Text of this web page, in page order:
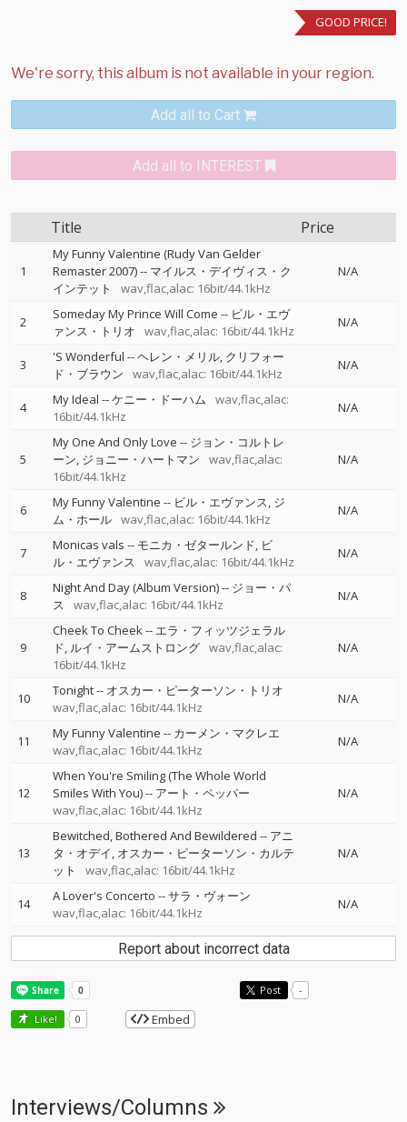
GOOD PRICE!
Add all to Cart
Add all to INTEREST
Title Price
1
My Funny Valentine (Rudy Van Gelder
Remaster 2007)-- マイルス・デイヴィス・ク
インテット
wav,flac,alac: 16bit/44.1kHz
N/A
2 Someday My Prince Will Come -- ビル・エヴ
ァンス・トリオ
wav,flac,alac: 16bit/44.1kHz
N/A
3 'S Wonderful --ヘレン・メリル クリフォー
ド・ブラウン
wav,flac,alac: 16bit/44.1kHz
N/A
4 My Ideal --ケニー・ドーハム
wav,flac,alac:
16bit/44.1kHz
N/A
5
My One And Only Love -- ジョン・コルトレ
ーン ジョニー・ハートマン
wav,flac,alac:
16bit/44.1kHz
N/A
6 My Funny Valentine -- ビル・エヴァンス ジ
ム・ホール wav,flac,alac: 16bit/44.1kHz
N/A
7 Monicas vals -- モニカ・ゼタールンド ビ
ル・エヴァンス
wav,flac,alac: 16bit/44.1kHz
N/A
8 Night And Day (Album Version)-- ジョー・パ
ス
wav,flac,alac: 16bit/44.1kHz
N/A
9
Cheek To Cheek-- エラ・フィッツジェラル
ド ルイ・アームストロング wav,flac,alac:
16bit/44.1kHz
N/A
10 Tonight-- オスカー・ピーターソン・トリオ
wav,flac,alac: 16bit/44.1kHz
N/A
11 My Funny Valentine -- カーメン・マクレエ
wav,flac,alac: 16bit/44.1kHz
N/A
12
When You're Smiling (The Whole World
Smiles With You)-- アート・ペッパー
wav,flac,alac: 16bit/44.1kHz
N/A
13
Bewitched, Bothered And Bewildered -- アニ
タ・オデイ オスカー・ピーターソン・カルテ
ット
wav,flac,alac: 16bit/44.1kHz
N/A
14 A Lover's Concerto --サラ・ヴォーン
wav,flac,alac: 16bit/44.1kHz
N/A
Report about incorrect data
Post -
Like! 0 Embed
Interviews/Columns